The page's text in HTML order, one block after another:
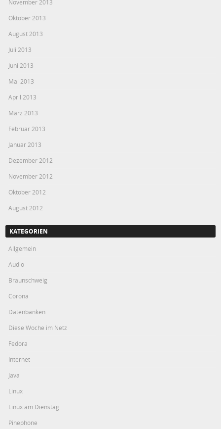
November 2013
Oktober 2013
August 2013
Juli 2013
Juni 2013
Mai 2013
April 2013
März 2013
Februar 2013
Januar 2013
Dezember 2012
November 2012
Oktober 2012
August 2012
KATEGORIEN
Allgemein
Audio
Braunschweig
Corona
Datenbanken
Diese Woche im Netz
Fedora
Internet
Java
Linux
Linux am Dienstag
Pinephone